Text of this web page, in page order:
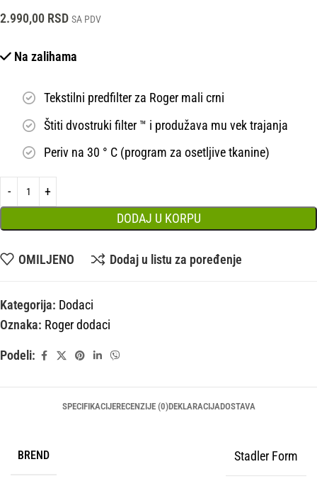
2.990,00 RSD SA PDV
Na zalihama
Tekstilni predfilter za Roger mali crni
Štiti dvostruki filter ™ i produžava mu vek trajanja
Periv na 30 ° C (program za osetljive tkanine)
DODAJ U KORPU
OMILJENO Dodaj u listu za poređenje
Kategorija: Dodaci
Oznaka: Roger dodaci
Podeli:
SPECIFIKACIJERECENZIJE (0)DEKLARACIJADOSTAVA
BREND Stadler Form